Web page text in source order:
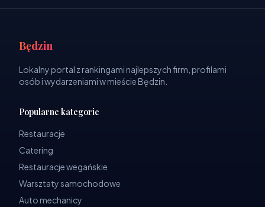
Będzin
Lokalny portal z rankingami najlepszych firm, profilami
osób i wydarzeniami w mieście Będzin.
Popularne kategorie
Restauracje
Catering
Restauracje wegańskie
Warsztaty samochodowe
Auto mechanicy